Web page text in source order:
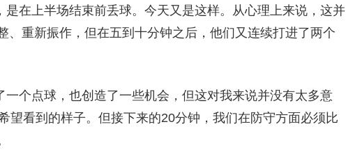
在上半场结束前丢球。今天又是这样。从心理上来说，这并
、重新振作，但在五到十分钟之后，他们又连续打进了两个
一个点球，也创造了一些机会，但这对我来说并没有太多意
望看到的样子。但接下来的20分钟，我们在防守方面必须比